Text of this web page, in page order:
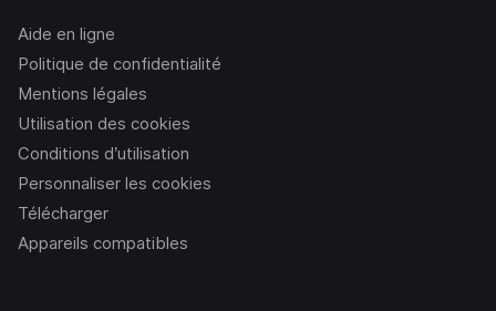
Aide en ligne
Politique de confidentialité
Mentions légales
Utilisation des cookies
Conditions d’utilisation
Personnaliser les cookies
Télécharger
Appareils compatibles